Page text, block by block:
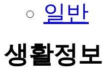
일반
생활정보